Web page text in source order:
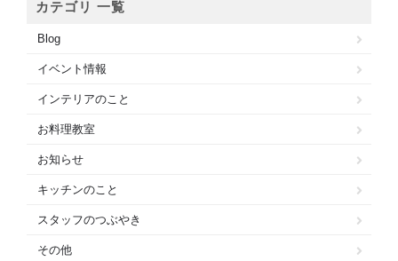
カテゴリ 一覧
Blog
イベント情報
インテリアのこと
お料理教室
お知らせ
キッチンのこと
スタッフのつぶやき
その他